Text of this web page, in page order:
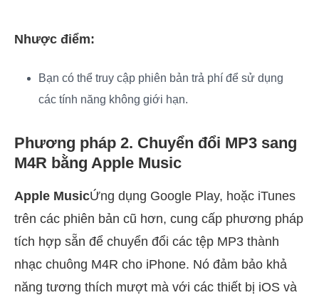
Nhược điểm:
Bạn có thể truy cập phiên bản trả phí để sử dụng
các tính năng không giới hạn.
Phương pháp 2. Chuyển đổi MP3 sang
M4R bằng Apple Music
Apple MusicỨng dụng Google Play, hoặc iTunes
trên các phiên bản cũ hơn, cung cấp phương pháp
tích hợp sẵn để chuyển đổi các tệp MP3 thành
nhạc chuông M4R cho iPhone. Nó đảm bảo khả
năng tương thích mượt mà với các thiết bị iOS và